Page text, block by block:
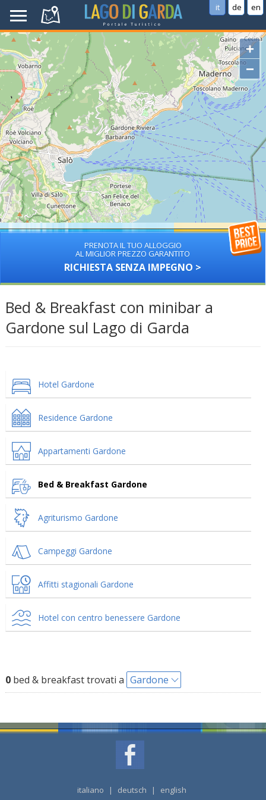
it de en
+
−
PRENOTA IL TUO ALLOGGIO
AL MIGLIOR PREZZO GARANTITO
RICHIESTA SENZA IMPEGNO >
Bed & Breakfast con minibar a
Gardone sul Lago di Garda
Hotel Gardone
Residence Gardone
Appartamenti Gardone
Bed & Breakfast Gardone
Agriturismo Gardone
Campeggi Gardone
Affitti stagionali Gardone
Hotel con centro benessere Gardone
0bed & breakfast trovati a Gardone
italiano | deutsch | english